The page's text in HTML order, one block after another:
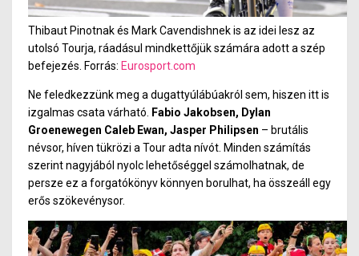
Thibaut Pinotnak és Mark Cavendishnek is az idei lesz az
utolsó Tourja, ráadásul mindkettőjük számára adott a szép
befejezés. Forrás: Eurosport.com
Ne feledkezzünk meg a dugattyúlábúakról sem, hiszen itt is
izgalmas csata várható.
Fabio Jakobsen, Dylan
Groenewegen Caleb Ewan, Jasper Philipsen – brutális
névsor, híven tükrözi a Tour adta nívót. Minden számítás
szerint nagyjából nyolc lehetőséggel számolhatnak, de
persze ez a forgatókönyv könnyen borulhat, ha összeáll egy
erős szökevénysor.